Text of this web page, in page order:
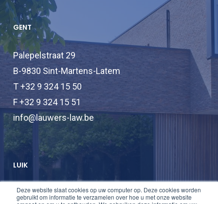
Deze website slaat cookies op uw computer op. Deze cookies worden
gebruikt om informatie te verzamelen over hoe u met onze website
GENT
Palepelstraat 29
B-9830 Sint-Martens-Latem
T +32 9 324 15 50
F +32 9 324 15 51
info@lauwers-law.be
LUIK
T +32 2 747 47 74